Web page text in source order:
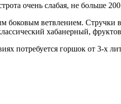
очень слабая, не больше
боковым ветвлением. Стручки
хабанерный,
потребуется горшок от 3-х